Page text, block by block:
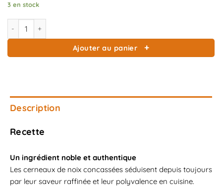
3 en stock
quantité de Cerneau de Noix concassées
Ajouter au panier
Description
Recette
Un ingrédient noble et authentique
Les cerneaux de noix concassées séduisent depuis toujours
par leur saveur raffinée et leur polyvalence en cuisine.